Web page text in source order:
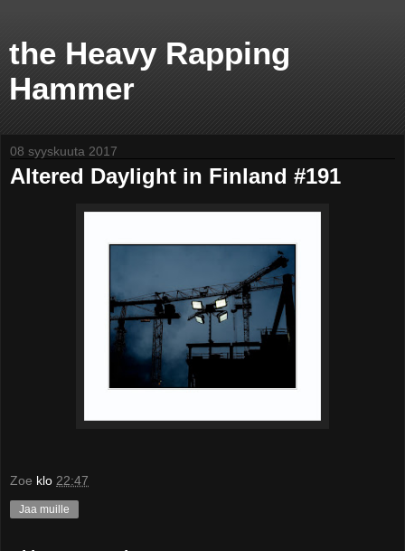
the Heavy Rapping
Hammer
08 syyskuuta 2017
Altered Daylight in Finland #191
Zoe klo 22:47
Jaa muille